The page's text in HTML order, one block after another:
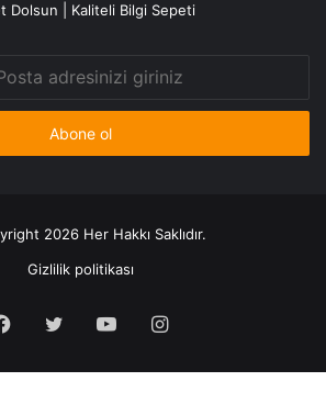
Dolsun | Kaliteli Bilgi Sepeti
2026 Her Hakkı Saklıdır.
Gizlilik politikası
Facebook
X YouTubeInstagram